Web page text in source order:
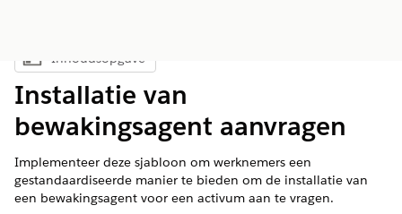
Inhoudsopgave weergeven
Inhoudsopgave
Installatie van
bewakingsagent aanvragen
Implementeer deze sjabloon om werknemers een
gestandaardiseerde manier te bieden om de installatie van
een bewakingsagent voor een activum aan te vragen.